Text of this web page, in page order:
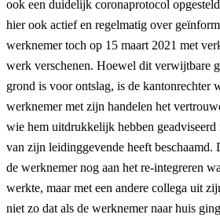
ook een duidelijk coronaprotocol
hier ook actief en regelmatig over
werknemer toch op 15 maart 2021 met
werk verschenen. Hoewel dit verwijtbare
grond is voor ontslag, is de kantonrechter
werknemer met zijn handelen het
wie hem uitdrukkelijk hebben geadviseerd
van zijn leidinggevende heeft beschaamd.
de werknemer nog aan het re-integreren
werkte, maar met een andere collega uit
niet zo dat als de werknemer naar huis